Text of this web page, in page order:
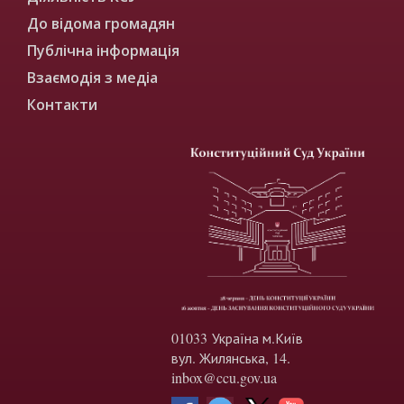
До відома громадян
Публічна інформація
Взаємодія з медіа
Контакти
01033 Україна м.Київ
вул. Жилянська, 14.
inbox@ccu.gov.ua